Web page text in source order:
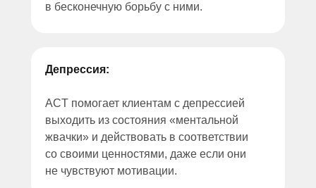
в бесконечную борьбу с ними.
Депрессия:
ACT помогает клиентам с депрессией
выходить из состояния «ментальной
жвачки» и действовать в соответствии
со своими ценностями, даже если они
не чувствуют мотивации.